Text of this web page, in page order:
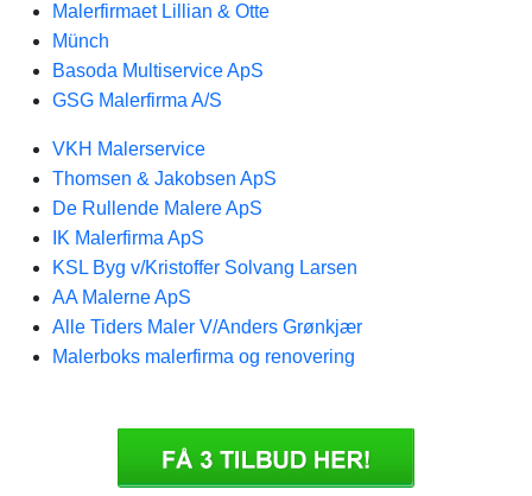
Malerfirmaet Lillian & Otte
Münch
Basoda Multiservice ApS
GSG Malerfirma A/S
VKH Malerservice
Thomsen & Jakobsen ApS
De Rullende Malere ApS
IK Malerfirma ApS
KSL Byg v/Kristoffer Solvang Larsen
AA Malerne ApS
Alle Tiders Maler V/Anders Grønkjær
Malerboks malerfirma og renovering